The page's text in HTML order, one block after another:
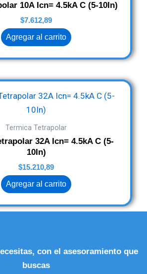
10A Icn= 4.5kA C (5-10In)
$7.612,89
Agregar al carrito
Termica Tetrapolar
32A Icn= 4.5kA C (5-
10In)
$15.210,89
Agregar al carrito
con el asesoramiento que
buscas